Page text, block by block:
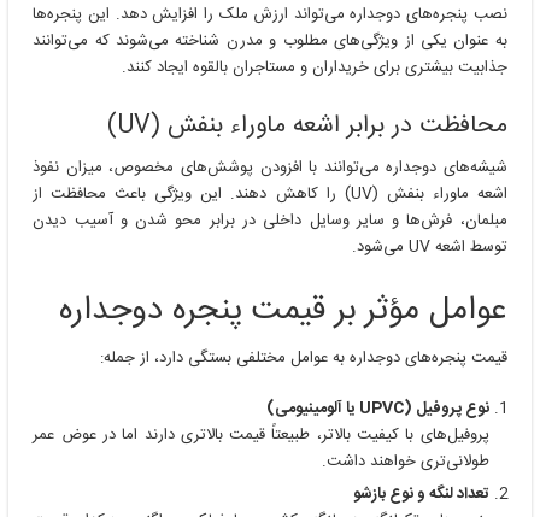
نصب پنجره‌های دوجداره می‌تواند ارزش ملک را افزایش دهد. این پنجره‌ها
به عنوان یکی از ویژگی‌های مطلوب و مدرن شناخته می‌شوند که می‌توانند
جذابیت بیشتری برای خریداران و مستاجران بالقوه ایجاد کنند.
محافظت در برابر اشعه ماوراء بنفش (UV)
شیشه‌های دوجداره می‌توانند با افزودن پوشش‌های مخصوص، میزان نفوذ
اشعه ماوراء بنفش (UV) را کاهش دهند. این ویژگی باعث محافظت از
مبلمان، فرش‌ها و سایر وسایل داخلی در برابر محو شدن و آسیب دیدن
توسط اشعه UV می‌شود.
عوامل مؤثر بر قیمت پنجره دوجداره
قیمت پنجره‌های دوجداره به عوامل مختلفی بستگی دارد، از جمله:
نوع پروفیل (UPVC یا آلومینیومی)
پروفیل‌های با کیفیت بالاتر، طبیعتاً قیمت بالاتری دارند اما در عوض عمر
طولانی‌تری خواهند داشت.
تعداد لنگه و نوع بازشو